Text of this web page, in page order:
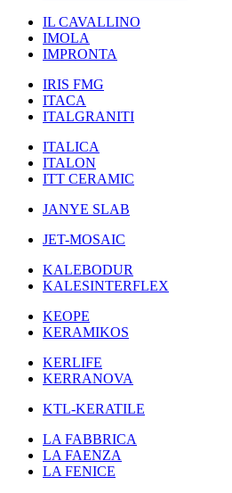
IL CAVALLINO
IMOLA
IMPRONTA
IRIS FMG
ITACA
ITALGRANITI
ITALICA
ITALON
ITT CERAMIC
JANYE SLAB
JET-MOSAIC
KALEBODUR
KALESINTERFLEX
KEOPE
KERAMIKOS
KERLIFE
KERRANOVA
KTL-KERATILE
LA FABBRICA
LA FAENZA
LA FENICE